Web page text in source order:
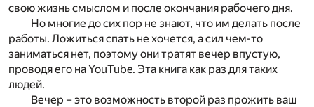
свою жизнь смыслом и после окончания рабочего дня.
Но многие до сих пор не знают, что им делать после
работы. Ложиться спать не хочется, а сил чем-то
заниматься нет, поэтому они тратят вечер впустую,
проводя его на YouTube. Эта книга как раз для таких
людей.
Вечер – это возможность второй раз прожить ваш